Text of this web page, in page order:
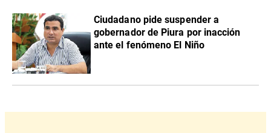
Ciudadano pide suspender a
gobernador de Piura por inacción
ante el fenómeno El Niño